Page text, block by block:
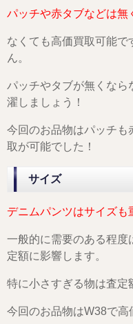
パッチや赤タブなどは無
なくても高価買取可能
ん。
パッチやタブが無くなら
濯しましょう！
今回のお品物はパッチも
取が可能でした！
サイズ
デニムパンツはサイズも
一般的に需要のある程度
定額に影響します。
特に小さすぎる物は査定
今回のお品物はW38で高